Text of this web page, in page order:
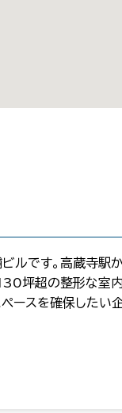
ルです。高蔵寺駅
坪超の整形な室内
ースを確保したい